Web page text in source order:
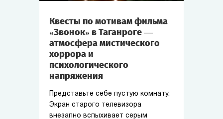
Квесты по мотивам фильма
«Звонок» в Таганроге —
атмосфера мистического
хоррора и
психологического
напряжения
Представьте себе пустую комнату.
Экран старого телевизора
внезапно вспыхивает серым